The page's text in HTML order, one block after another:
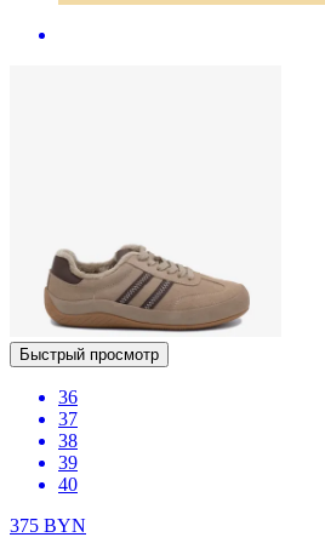
Быстрый просмотр
36
37
38
39
40
375 BYN